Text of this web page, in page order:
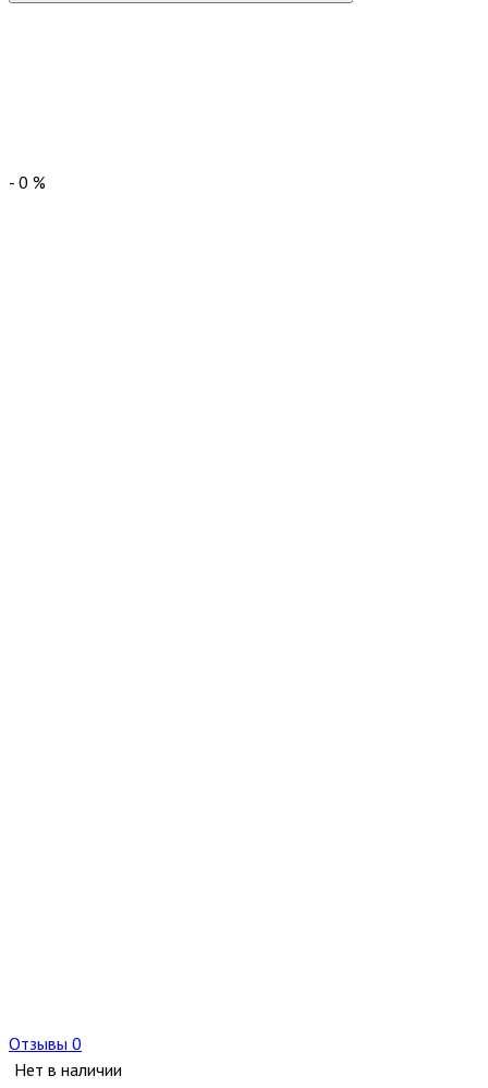
- 0 %
Отзывы 0
Нет в наличии